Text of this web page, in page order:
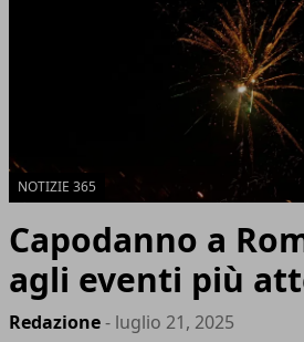
NOTIZIE 365
Capodanno a
agli eventi più
Redazione- luglio 21, 2025